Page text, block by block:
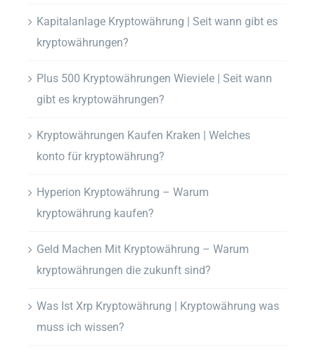
Kapitalanlage Kryptowährung | Seit wann gibt es
kryptowährungen?
Plus 500 Kryptowährungen Wieviele | Seit wann
gibt es kryptowährungen?
Kryptowährungen Kaufen Kraken | Welches
konto für kryptowährung?
Hyperion Kryptowährung – Warum
kryptowährung kaufen?
Geld Machen Mit Kryptowährung – Warum
kryptowährungen die zukunft sind?
Was Ist Xrp Kryptowährung | Kryptowährung was
muss ich wissen?